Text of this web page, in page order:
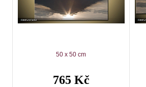
50 x 50 cm
765 Kč